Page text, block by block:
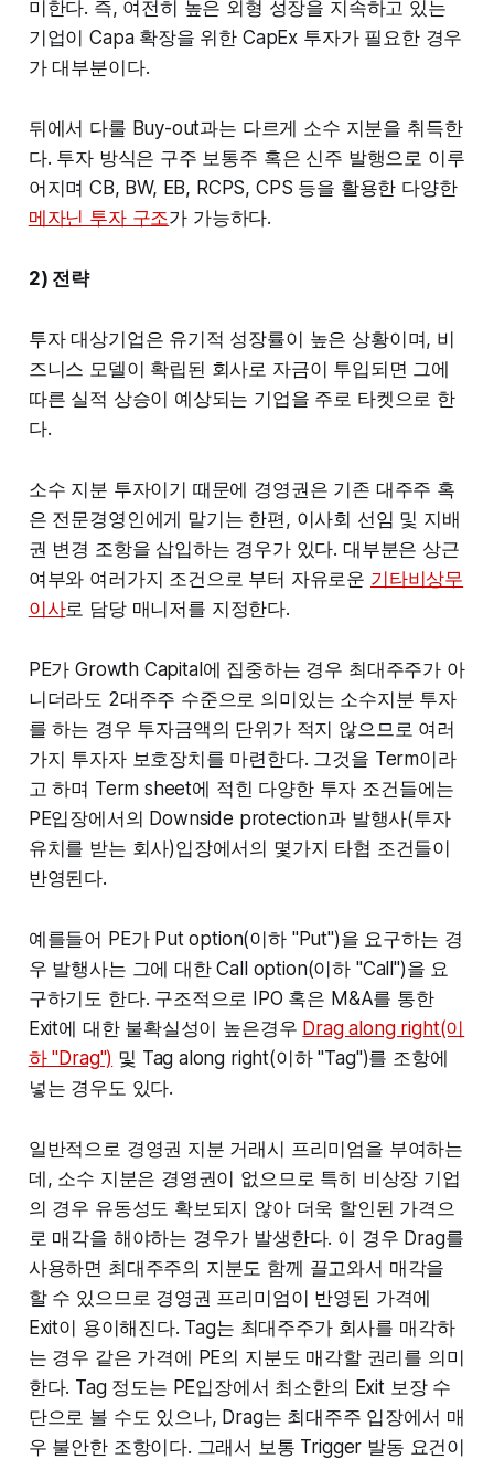
미한다. 즉, 여전히 높은 외형 성장을 지속하고 있는
기업이 Capa 확장을 위한 CapEx 투자가 필요한 경우
가 대부분이다.
뒤에서 다룰 Buy-out과는 다르게 소수 지분을 취득한
다. 투자 방식은 구주 보통주 혹은 신주 발행으로 이루
어지며 CB, BW, EB, RCPS, CPS 등을 활용한 다양한
메자닌 투자 구조가 가능하다.
2) 전략
투자 대상기업은 유기적 성장률이 높은 상황이며, 비
즈니스 모델이 확립된 회사로 자금이 투입되면 그에
따른 실적 상승이 예상되는 기업을 주로 타켓으로 한
다.
소수 지분 투자이기 때문에 경영권은 기존 대주주 혹
은 전문경영인에게 맡기는 한편, 이사회 선임 및 지배
권 변경 조항을 삽입하는 경우가 있다. 대부분은 상근
여부와 여러가지 조건으로 부터 자유로운 기타비상무
이사로 담당 매니저를 지정한다.
PE가 Growth Capital에 집중하는 경우 최대주주가 아
니더라도 2대주주 수준으로 의미있는 소수지분 투자
를 하는 경우 투자금액의 단위가 적지 않으므로 여러
가지 투자자 보호장치를 마련한다. 그것을 Term이라
고 하며 Term sheet에 적힌 다양한 투자 조건들에는
PE입장에서의 Downside protection과 발행사(투자
유치를 받는 회사)입장에서의 몇가지 타협 조건들이
반영된다.
예를들어 PE가 Put option(이하 "Put")을 요구하는 경
우 발행사는 그에 대한 Call option(이하 "Call")을 요
구하기도 한다. 구조적으로 IPO 혹은 M&A를 통한
Exit에 대한 불확실성이 높은경우 Drag along right(이
하 "Drag") 및 Tag along right(이하 "Tag")를 조항에
넣는 경우도 있다.
일반적으로 경영권 지분 거래시 프리미엄을 부여하는
데, 소수 지분은 경영권이 없으므로 특히 비상장 기업
의 경우 유동성도 확보되지 않아 더욱 할인된 가격으
로 매각을 해야하는 경우가 발생한다. 이 경우 Drag를
사용하면 최대주주의 지분도 함께 끌고와서 매각을
할 수 있으므로 경영권 프리미엄이 반영된 가격에
Exit이 용이해진다. Tag는 최대주주가 회사를 매각하
는 경우 같은 가격에 PE의 지분도 매각할 권리를 의미
한다. Tag 정도는 PE입장에서 최소한의 Exit 보장 수
단으로 볼 수도 있으나, Drag는 최대주주 입장에서 매
우 불안한 조항이다. 그래서 보통 Trigger 발동 요건이